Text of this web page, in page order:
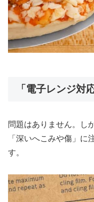
「電子レンジ対
問題はありません。し
「深いへこみや傷」に
す。